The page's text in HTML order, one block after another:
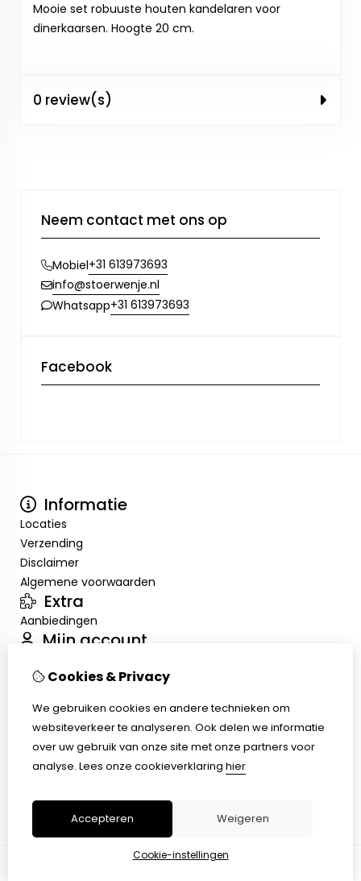
Mooie set robuuste houten kandelaren voor
dinerkaarsen. Hoogte 20 cm.
0 review(s)
Neem contact met ons op
Mobiel+31 613973693
info@stoerwenje.nl
Whatsapp+31 613973693
Facebook
Informatie
Locaties
Verzending
Disclaimer
Algemene voorwaarden
Extra
Aanbiedingen
Mijn account
Bestelhistorie
Nieuwsbrief
Klantenservice
Retourneren
Cookies & Privacy
We gebruiken cookies en andere technieken om
websiteverkeer te analyseren. Ook delen we informatie
over uw gebruik van onze site met onze partners voor
analyse. Lees onze cookieverklaring hier
Accepteren Weigeren
Cookie-instellingen